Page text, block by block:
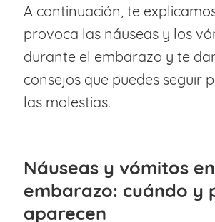
A continuación, te
provoca las náuseas y los
durante el embarazo y te
consejos que puedes seguir
las molestias.
Náuseas y vómitos
embarazo: cuándo y
aparecen